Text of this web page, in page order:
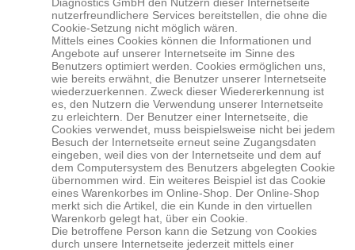
nutzerfreundlichere Services bereitstellen, die ohne die
Cookie-Setzung nicht möglich wären.
Mittels eines Cookies können die Informationen und
Angebote auf unserer Internetseite im Sinne des
Benutzers optimiert werden. Cookies ermöglichen uns,
wie bereits erwähnt, die Benutzer unserer Internetseite
wiederzuerkennen. Zweck dieser Wiedererkennung ist
es, den Nutzern die Verwendung unserer Internetseite
zu erleichtern. Der Benutzer einer Internetseite, die
Cookies verwendet, muss beispielsweise nicht bei jedem
Besuch der Internetseite erneut seine Zugangsdaten
eingeben, weil dies von der Internetseite und dem auf
dem Computersystem des Benutzers abgelegten Cookie
übernommen wird. Ein weiteres Beispiel ist das Cookie
eines Warenkorbes im Online-Shop. Der Online-Shop
merkt sich die Artikel, die ein Kunde in den virtuellen
Warenkorb gelegt hat, über ein Cookie.
Die betroffene Person kann die Setzung von Cookies
durch unsere Internetseite jederzeit mittels einer